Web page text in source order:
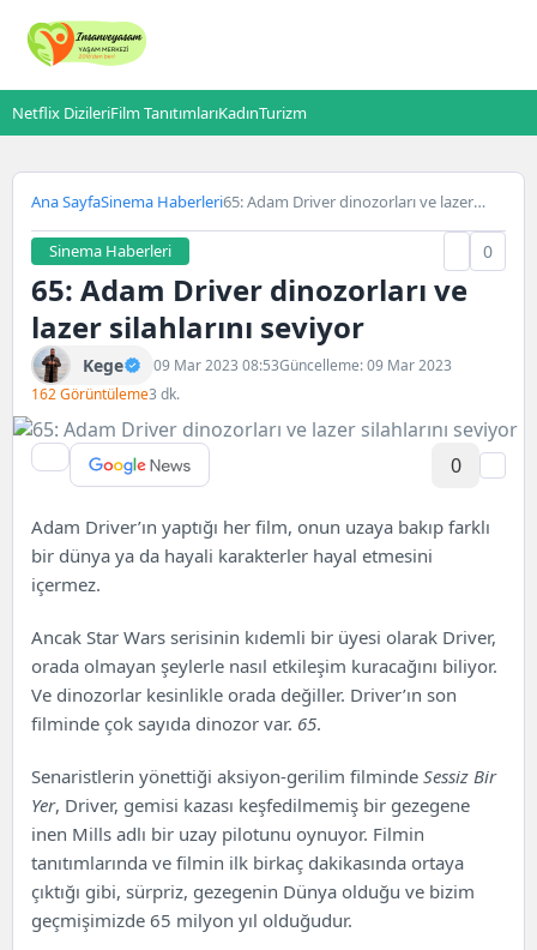
Netflix DizileriFilm TanıtımlarıKadınTurizm
Ana SayfaSinema Haberleri65: Adam Driver dinozorları ve lazer
Sinema Haberleri
0
65: Adam Driver dinozorları ve
lazer silahlarını seviyor
Kege 09 Mar 2023 08:53Güncelleme: 09 Mar 2023
162 Görüntüleme3 dk.
0
Adam Driver’ın yaptığı her film, onun uzaya bakıp farklı
bir dünya ya da hayali karakterler hayal etmesini
içermez.
Ancak Star Wars serisinin kıdemli bir üyesi olarak Driver,
orada olmayan şeylerle nasıl etkileşim kuracağını biliyor.
Ve dinozorlar kesinlikle orada değiller. Driver’ın son
filminde çok sayıda dinozor var. 65.
Senaristlerin yönettiği aksiyon-gerilim filminde Sessiz Bir
Yer, Driver, gemisi kazası keşfedilmemiş bir gezegene
inen Mills adlı bir uzay pilotunu oynuyor. Filmin
tanıtımlarında ve filmin ilk birkaç dakikasında ortaya
çıktığı gibi, sürpriz, gezegenin Dünya olduğu ve bizim
geçmişimizde 65 milyon yıl olduğudur.